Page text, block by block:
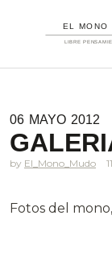
06 MAYO 2012
El_Mono_Mudo
Fotos del